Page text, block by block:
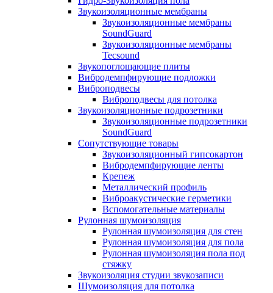
Звукоизоляционные мембраны
Звукоизоляционные мембраны
SoundGuard
Звукоизоляционные мембраны
Tecsound
Звукопоглощающие плиты
Вибродемпфирующие подложки
Виброподвесы
Виброподвесы для потолка
Звукоизоляционные подрозетники
Звукоизоляционные подрозетники
SoundGuard
Сопутствующие товары
Звукоизоляционный гипсокартон
Вибродемпфирующие ленты
Крепеж
Металлический профиль
Виброакустические герметики
Вспомогательные материалы
Рулонная шумоизоляция
Рулонная шумоизоляция для стен
Рулонная шумоизоляция для пола
Рулонная шумоизоляция пола под
стяжку
Звукоизоляция студии звукозаписи
Шумоизоляция для потолка